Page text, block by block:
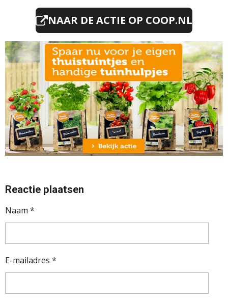
NAAR DE ACTIE OP COOP.NL
Reactie plaatsen
Naam *
E-mailadres *